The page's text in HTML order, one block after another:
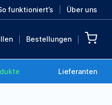
funktioniert’s Über uns
Bestellungen
Lieferanten